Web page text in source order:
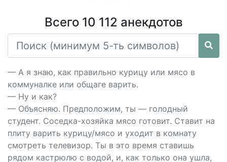
Всего 10 112 анекдотов
— А я знаю, как правильно курицу или мясо в
коммуналке или общаге варить.
— Ну и как?
— Объясняю. Предположим, ты — голодный
студент. Соседка-хозяйка мясо готовит. Ставит на
плиту варить курицу/мясо и уходит в комнату
смотреть телевизор. Ты в это время ставишь
рядом кастрюлю с водой, и, как только она ушла,